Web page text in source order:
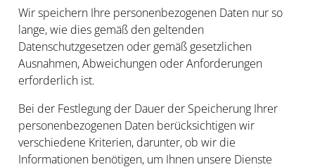
Wir speichern Ihre personenbezogenen Daten nur so
lange, wie dies gemäß den geltenden
Datenschutzgesetzen oder gemäß gesetzlichen
Ausnahmen, Abweichungen oder Anforderungen
erforderlich ist.
Bei der Festlegung der Dauer der Speicherung Ihrer
personenbezogenen Daten berücksichtigen wir
verschiedene Kriterien, darunter, ob wir die
Informationen benötigen, um Ihnen unsere Dienste